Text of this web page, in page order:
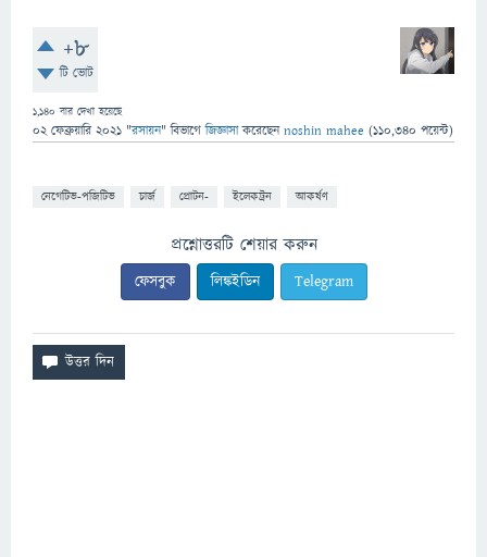
+8
টি ভোট
1,140 বার দেখা হয়েছে
02 ফেব্রুয়ারি 2021 "রসায়ন" বিভাগে জিজ্ঞাসাকরেছেনnoshin mahee (110,340 পয়েন্ট)
নেগেটিভ-পজিটিভ চার্জ প্রোটন- ইলেকট্রন আকর্ষণ
প্রশ্নোত্তরটি শেয়ার করুন
ফেসবুক লিঙ্কইডিন Telegram